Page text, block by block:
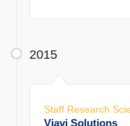
2015
Staff Research
Viavi Solutions